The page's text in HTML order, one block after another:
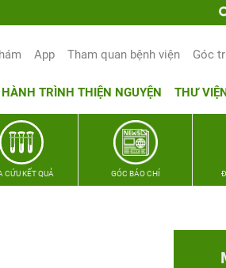
App Tham quan bệnh viện Góc
HÀNH TRÌNH THIỆN NGUYỆN THƯ
CỨU KẾT QUẢ GÓC BÁO CHÍ